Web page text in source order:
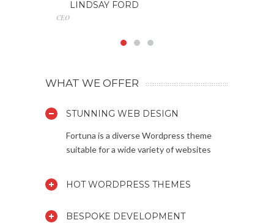
LINDSAY FORD
CEO
WHAT WE OFFER
STUNNING WEB DESIGN
Fortuna is a diverse Wordpress theme
suitable for a wide variety of websites
HOT WORDPRESS THEMES
BESPOKE DEVELOPMENT